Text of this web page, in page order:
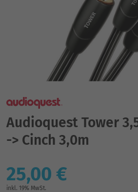
Audioquest Tower
-> Cinch 3,0m
25,00 €
inkl. 19% MwSt.